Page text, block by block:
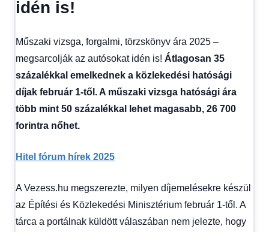
idén is!
Műszaki vizsga, forgalmi, törzskönyv ára 2025 –
megsarcolják az autósokat idén is! Átlagosan 35
százalékkal emelkednek a közlekedési hatósági
díjak február 1-től. A műszaki vizsga hatósági ára
több mint 50 százalékkal lehet magasabb, 26 700
forintra nőhet.
Hitel fórum hírek 2025
A Vezess.hu megszerezte, milyen díjemelésekre készül
az Építési és Közlekedési Minisztérium február 1-től. A
tárca a portálnak küldött válaszában nem jelezte, hogy